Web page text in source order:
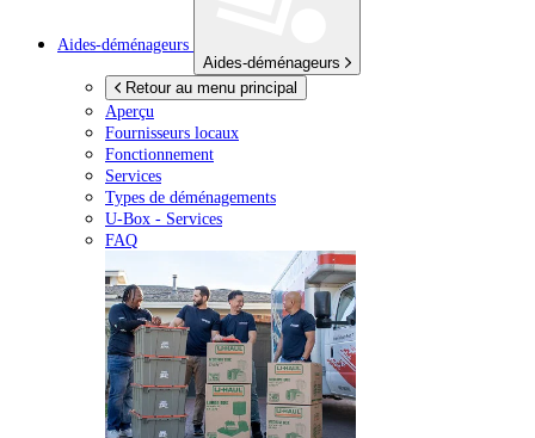
Aides-déménageurs
Aides-déménageurs
Retour au menu principal
Aperçu
Fournisseurs locaux
Fonctionnement
Services
Types de déménagements
U-Box - Services
FAQ